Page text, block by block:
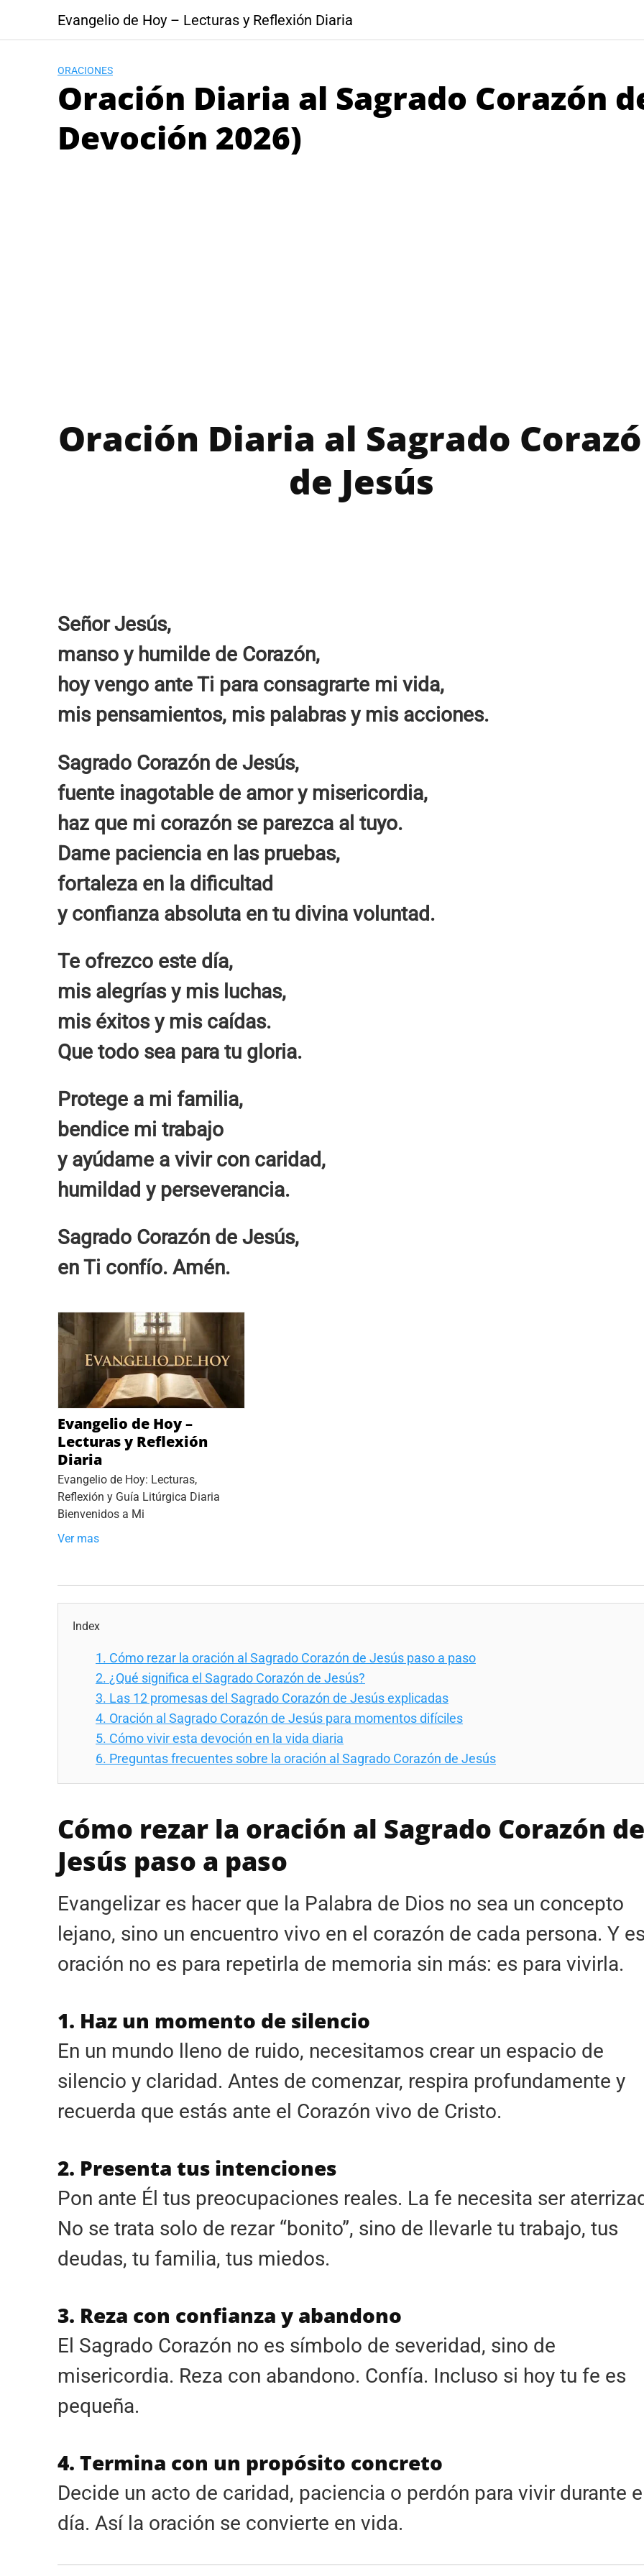
content
Evangelio de Hoy – Lecturas y Reflexión Diaria
ORACIONES
Oración Diaria al Sagrado Corazón
Devoción 2026)
Oración Diaria al Sagrado
de Jesús
Señor Jesús,
manso y humilde de Corazón,
hoy vengo ante Ti para consagrarte mi vida,
mis pensamientos, mis palabras y mis acciones.
Sagrado Corazón de Jesús,
fuente inagotable de amor y misericordia,
haz que mi corazón se parezca al tuyo.
Dame paciencia en las pruebas,
fortaleza en la dificultad
y confianza absoluta en tu divina voluntad.
Te ofrezco este día,
mis alegrías y mis luchas,
mis éxitos y mis caídas.
Que todo sea para tu gloria.
Protege a mi familia,
bendice mi trabajo
y ayúdame a vivir con caridad,
humildad y perseverancia.
Sagrado Corazón de Jesús,
en Ti confío. Amén.
Evangelio de Hoy –
Lecturas y Reflexión
Diaria
Evangelio de Hoy: Lecturas,
Reflexión y Guía Litúrgica Diaria
Bienvenidos a Mi
Ver mas
Index
1. Cómo rezar la oración al Sagrado Corazón de Jesús paso a paso
2. ¿Qué significa el Sagrado Corazón de Jesús?
3. Las 12 promesas del Sagrado Corazón de Jesús explicadas
4. Oración al Sagrado Corazón de Jesús para momentos difíciles
5. Cómo vivir esta devoción en la vida diaria
6. Preguntas frecuentes sobre la oración al Sagrado Corazón de Jesús
Cómo rezar la oración al Sagrado Corazón de
Jesús paso a paso
Evangelizar es hacer que la Palabra de Dios no sea un concepto
lejano, sino un encuentro vivo en el corazón de cada persona. Y
oración no es para repetirla de memoria sin más: es para vivirla.
1. Haz un momento de silencio
En un mundo lleno de ruido, necesitamos crear un espacio de
silencio y claridad. Antes de comenzar, respira profundamente y
recuerda que estás ante el Corazón vivo de Cristo.
2. Presenta tus intenciones
Pon ante Él tus preocupaciones reales. La fe necesita ser
No se trata solo de rezar “bonito”, sino de llevarle tu trabajo, tus
deudas, tu familia, tus miedos.
3. Reza con confianza y abandono
El Sagrado Corazón no es símbolo de severidad, sino de
misericordia. Reza con abandono. Confía. Incluso si hoy tu fe es
pequeña.
4. Termina con un propósito concreto
Decide un acto de caridad, paciencia o perdón para vivir durante
día. Así la oración se convierte en vida.